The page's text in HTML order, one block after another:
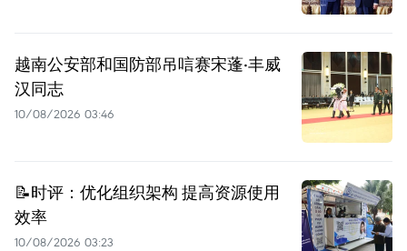
越南公安部和国防部吊唁赛宋蓬·丰威
汉同志
10/08/2026 03:46
📝时评：优化组织架构 提高资源使用
效率
10/08/2026 03:23